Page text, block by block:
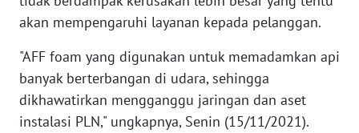
akan mempengaruhi layanan kepada pelanggan.
"AFF foam yang digunakan untuk memadamkan api
banyak berterbangan di udara, sehingga
dikhawatirkan mengganggu jaringan dan aset
instalasi PLN," ungkapnya, Senin (15/11/2021).
BANTEN
WN
NTT
WN
KEPRI